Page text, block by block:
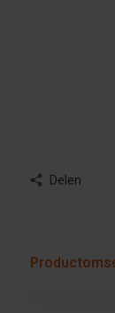
Delen